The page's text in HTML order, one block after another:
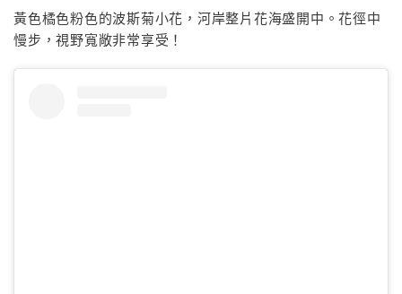
黃色橘色粉色的波斯菊小花，河岸整片花海盛開中。花徑中
慢步，視野寬敞非常享受！